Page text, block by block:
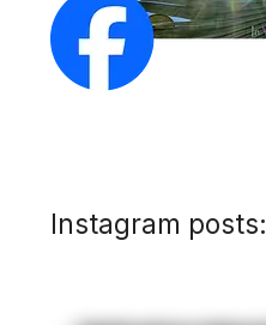
Instagram posts: